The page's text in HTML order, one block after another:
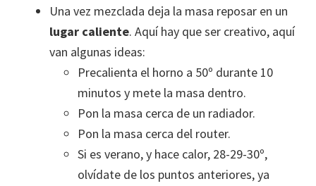
Una vez mezclada deja la masa reposar en un
lugar caliente. Aquí hay que ser creativo, aquí
van algunas ideas:
Precalienta el horno a 50º durante 10
minutos y mete la masa dentro.
Pon la masa cerca de un radiador.
Pon la masa cerca del router.
Si es verano, y hace calor, 28-29-30º,
olvídate de los puntos anteriores, ya